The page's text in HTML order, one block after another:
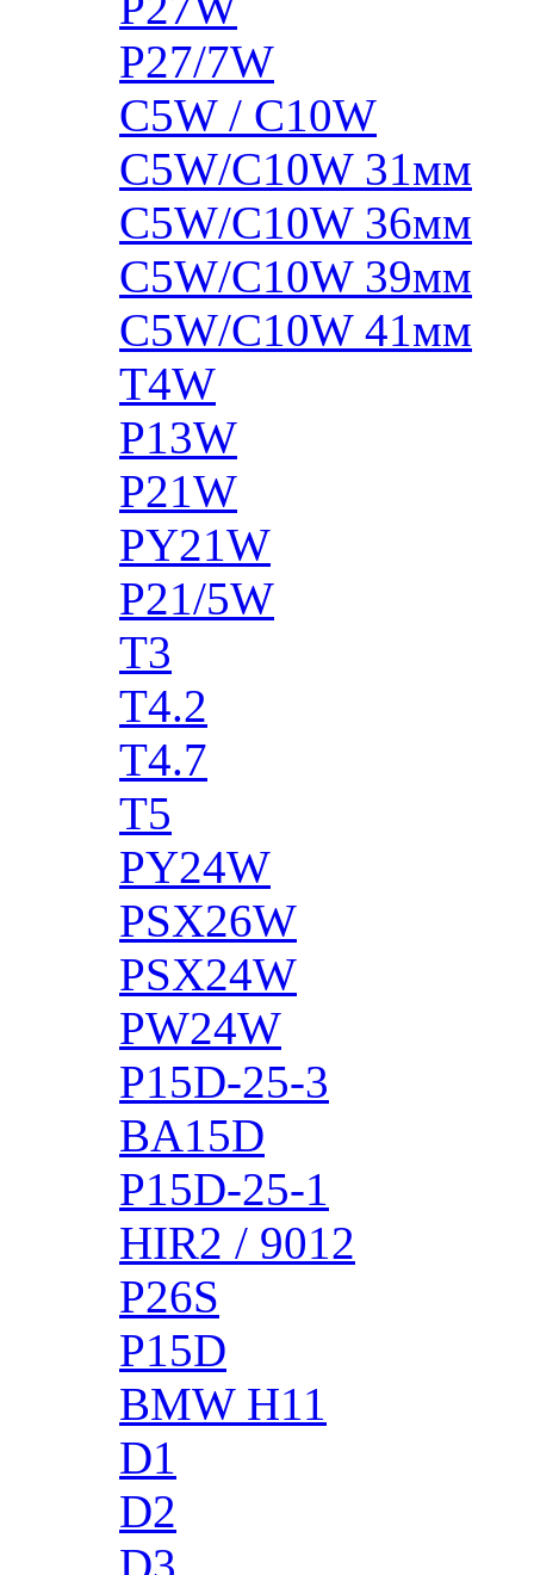
P27/7W
C5W / C10W
C5W/C10W 31мм
C5W/C10W 36мм
C5W/C10W 39мм
C5W/C10W 41мм
T4W
P13W
P21W
PY21W
P21/5W
T3
T4.2
T4.7
T5
PY24W
PSX26W
PSX24W
PW24W
P15D-25-3
BA15D
P15D-25-1
HIR2 / 9012
P26S
P15D
BMW H11
D1
D2
D3